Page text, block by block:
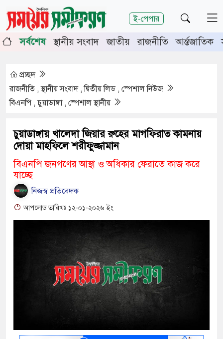
ই-পেপার
শিরোনাম
চুয়াডাঙ্গা-মেহেরপুরে জামায়াতের গণমিছিল
চুয়াডাঙ্গায়
সিনিয়র জেলা জজ রফিকুল ইসলাম
সর্বশেষ স্থানীয় সংবাদ জাতীয় রাজনীতি আর্ন্তজাতিক
প্রচ্ছদ
রাজনীতি , স্থানীয় সংবাদ , দ্বিতীয় লিড , স্পেশাল নিউজ
বিএনপি , চুয়াডাঙ্গা , স্পেশাল স্থানীয়
চুয়াডাঙ্গায় খালেদা জিয়ার রুহের মাগফিরাত কামনায়
দোয়া মাহফিলে শরীফুজ্জামান
বিএনপি জনগণের আস্থা ও অধিকার ফেরাতে কাজ করে
যাচ্ছে
নিজস্ব প্রতিবেদক
আপলোড তারিখঃ ১২-০১-২০২৬ ইং